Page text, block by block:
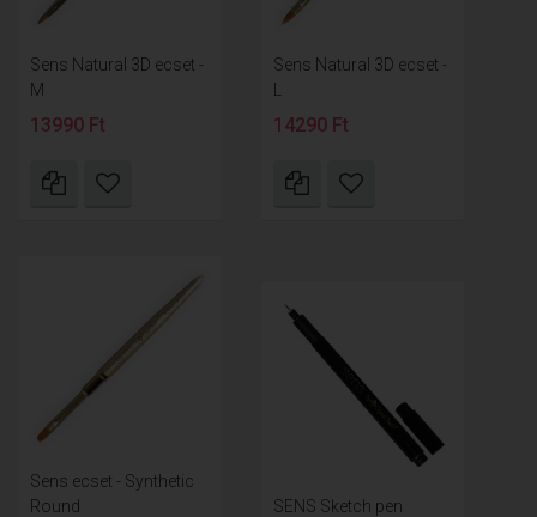
Sens Natural 3D ecset -
M
13990 Ft
Sens Natural 3D ecset -
14290 Ft
Sens ecset - Synthetic
Round
SENS Sketch pen